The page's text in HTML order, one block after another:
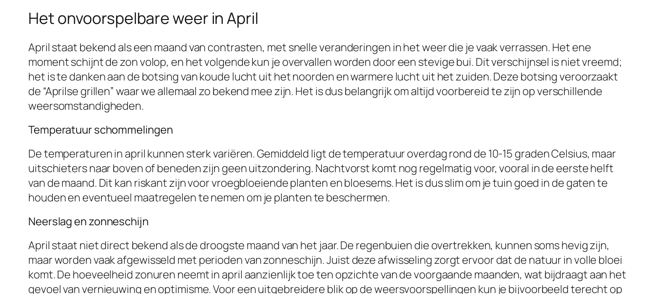
Het onvoorspelbare weer in April
April staat bekend als een maand van contrasten, met snelle veranderingen in het weer die je vaak verrassen. Het ene
moment schijnt de zon volop, en het volgende kun je overvallen worden door een stevige bui. Dit verschijnsel is niet vreemd;
het is te danken aan de botsing van koude lucht uit het noorden en warmere lucht uit het zuiden. Deze botsing veroorzaakt
de “Aprilse grillen” waar we allemaal zo bekend mee zijn. Het is dus belangrijk om altijd voorbereid te zijn op verschillende
weersomstandigheden.
Temperatuur schommelingen
De temperaturen in april kunnen sterk variëren. Gemiddeld ligt de temperatuur overdag rond de 10-15 graden Celsius, maar
uitschieters naar boven of beneden zijn geen uitzondering. Nachtvorst komt nog regelmatig voor, vooral in de eerste helft
van de maand. Dit kan riskant zijn voor vroegbloeiende planten en bloesems. Het is dus slim om je tuin goed in de gaten te
houden en eventueel maatregelen te nemen om je planten te beschermen.
Neerslag en zonneschijn
April staat niet direct bekend als de droogste maand van het jaar. De regenbuien die overtrekken, kunnen soms hevig zijn,
maar worden vaak afgewisseld met perioden van zonneschijn. Juist deze afwisseling zorgt ervoor dat de natuur in volle bloei
komt. De hoeveelheid zonuren neemt in april aanzienlijk toe ten opzichte van de voorgaande maanden, wat bijdraagt aan het
gevoel van vernieuwing en optimisme. Voor een uitgebreidere blik op de weersvoorspellingen kun je bijvoorbeeld terecht op